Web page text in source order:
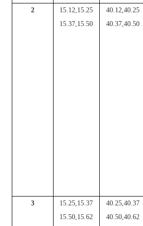
2
15.12,15.25
15.37,15.50
40.12,40.25
40.37,40.50
3
15.25,15.37
15.50,15.62
40.25,40.37
40.50,40.62